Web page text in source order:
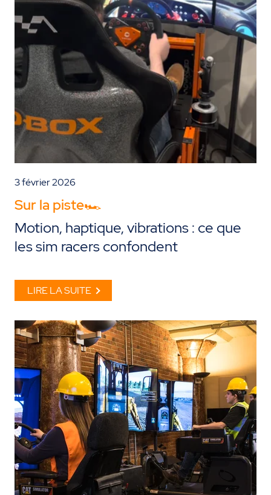
3 février 2026
Sur la piste🏎️
Motion, haptique, vibrations : ce que
les sim racers confondent
LIRE LA SUITE